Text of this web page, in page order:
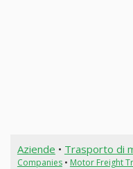
Aziende • Trasporto di
Companies• Motor Freight